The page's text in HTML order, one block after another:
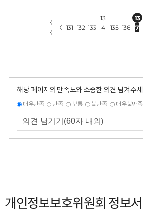
〈
〈
〈 131 132 133
13
4
135 136
13
7
해당 페이지의 만족도와 소중한 의견 남겨주
매우만족 만족 보통 불만족 매우불만족
개인정보보호위원회 정보